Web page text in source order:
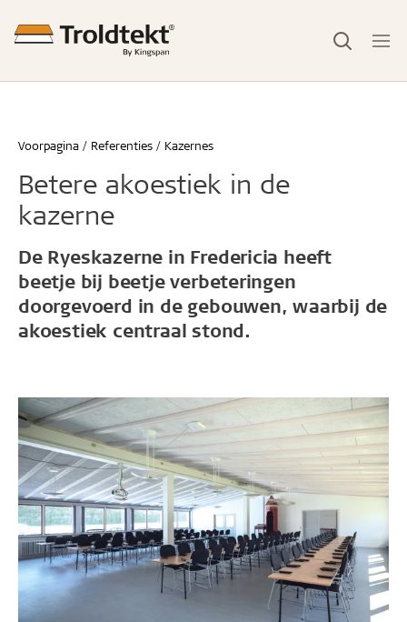
Voorpagina Referenties Kazernes
Betere akoestiek in de
kazerne
De Ryeskazerne in Fredericia heeft
beetje bij beetje verbeteringen
doorgevoerd in de gebouwen, waarbij de
akoestiek centraal stond.